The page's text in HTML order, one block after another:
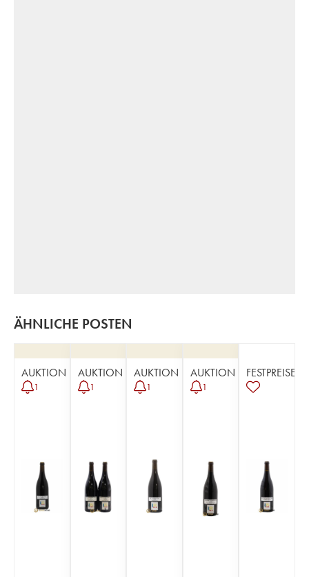
ÄHNLICHE POSTEN
AUKTION
1
AUKTION
1
AUKTION
1
AUKTION
1
FESTPREISE